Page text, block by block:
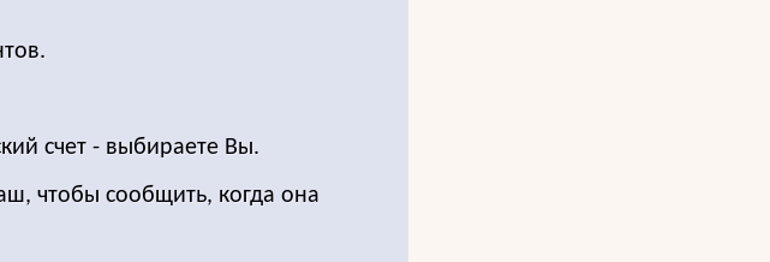
счет - выбираете Вы.
чтобы сообщить, когда она